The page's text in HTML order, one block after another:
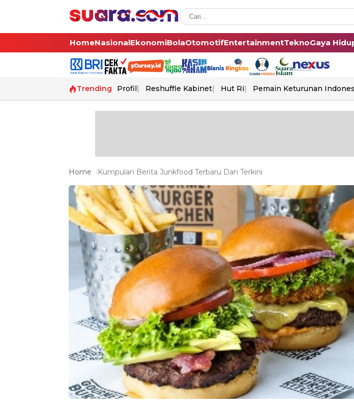
HomeNasionalEkonomiBolaOtomotifEntertainmentTeknoGaya
Trending Profil Reshuffle Kabinet Hut Ri Pemain Keturunan
Home Kumpulan Berita Junkfood Terbaru Dan Terkini